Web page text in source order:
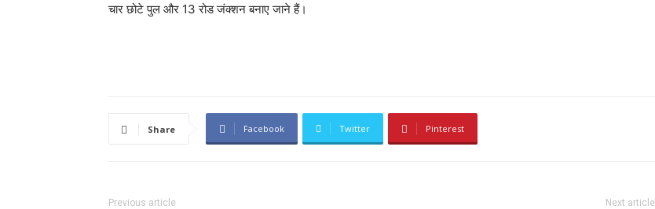
चार छोटे पुल और 13 रोड जंक्शन बनाए जाने हैं।
Share Facebook Twitter Pinterest
Previous article Next article